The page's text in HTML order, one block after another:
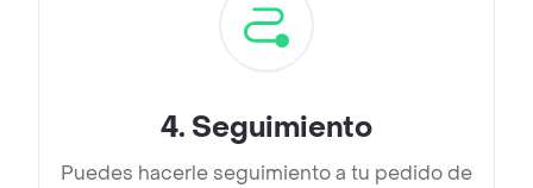
4. Seguimiento
Puedes hacerle seguimiento a tu pedido de